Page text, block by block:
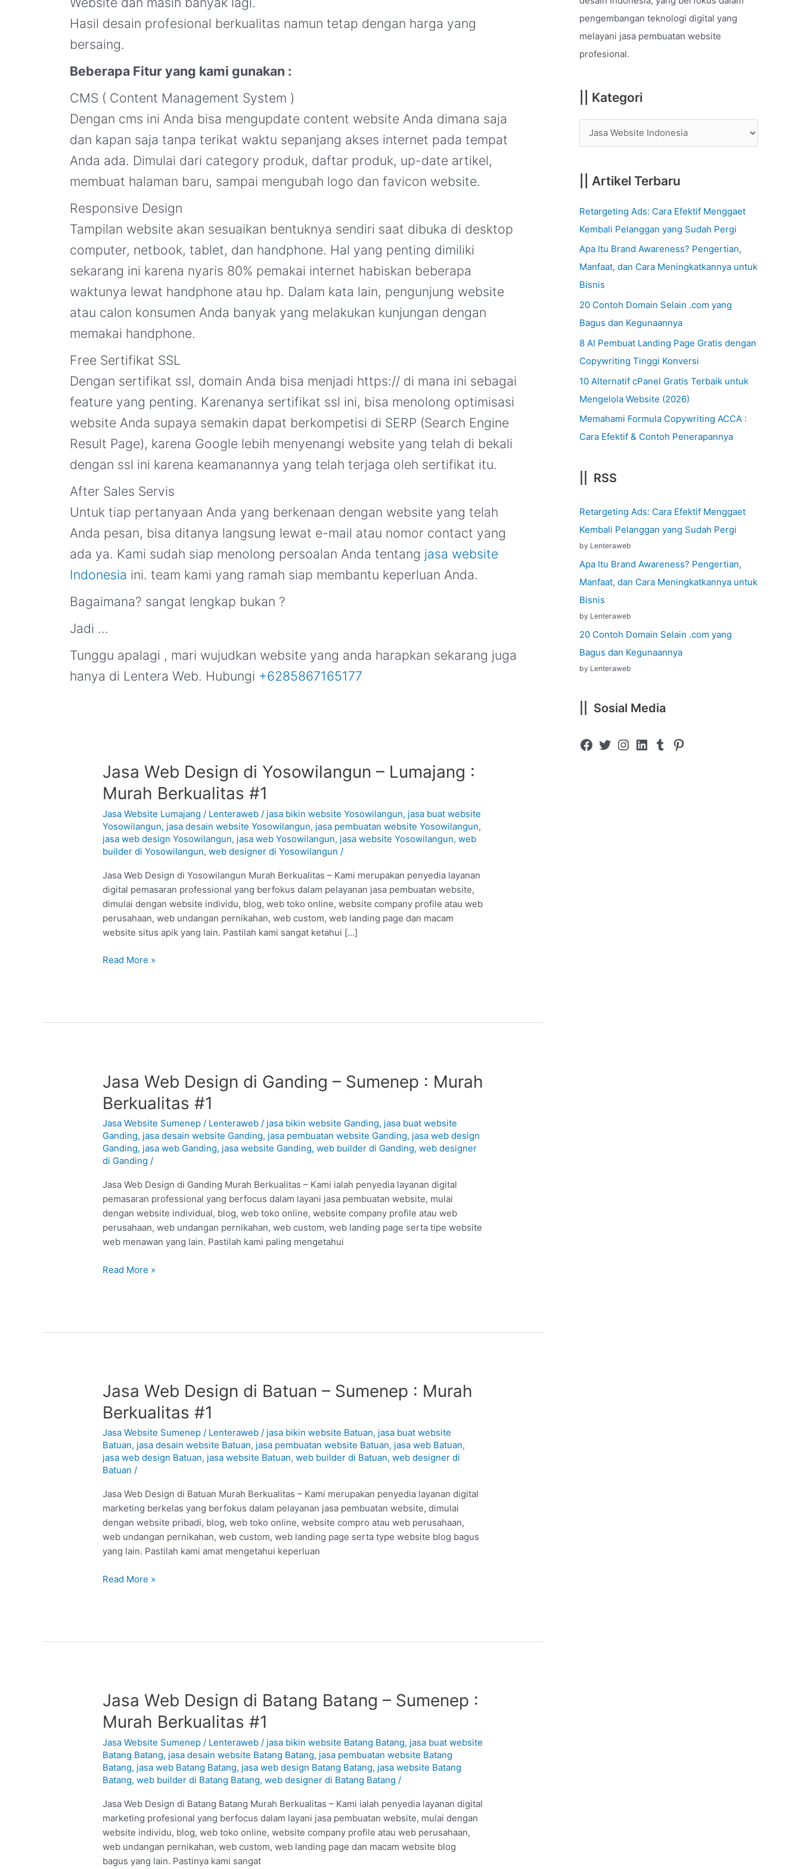
Hasil desain profesional berkualitas namun tetap dengan harga yang
bersaing.
Beberapa Fitur yang kami gunakan :
CMS ( Content Management System )
Dengan cms ini Anda bisa mengupdate content website Anda dimana saja
dan kapan saja tanpa terikat waktu sepanjang akses internet pada tempat
Anda ada. Dimulai dari category produk, daftar produk, up-date artikel,
membuat halaman baru, sampai mengubah logo dan favicon website.
Responsive Design
Tampilan website akan sesuaikan bentuknya sendiri saat dibuka di desktop
computer, netbook, tablet, dan handphone. Hal yang penting dimiliki
sekarang ini karena nyaris 80% pemakai internet habiskan beberapa
waktunya lewat handphone atau hp. Dalam kata lain, pengunjung website
atau calon konsumen Anda banyak yang melakukan kunjungan dengan
memakai handphone.
Free Sertifikat SSL
Dengan sertifikat ssl, domain Anda bisa menjadi https:// di mana ini sebagai
feature yang penting. Karenanya sertifikat ssl ini, bisa menolong optimisasi
website Anda supaya semakin dapat berkompetisi di SERP (Search Engine
Result Page), karena Google lebih menyenangi website yang telah di bekali
dengan ssl ini karena keamanannya yang telah terjaga oleh sertifikat itu.
After Sales Servis
Untuk tiap pertanyaan Anda yang berkenaan dengan website yang telah
Anda pesan, bisa ditanya langsung lewat e-mail atau nomor contact yang
ada ya. Kami sudah siap menolong persoalan Anda tentang jasa website
Indonesia ini. team kami yang ramah siap membantu keperluan Anda.
Bagaimana? sangat lengkap bukan ?
Jadi …
Tunggu apalagi , mari wujudkan website yang anda harapkan sekarang juga
hanya di Lentera Web. Hubungi +6285867165177
Jasa Web Design di Yosowilangun – Lumajang :
Murah Berkualitas #1
Jasa Website Lumajang / Lenteraweb/ jasa bikin website Yosowilangun, jasa buat website
Yosowilangun, jasa desain website Yosowilangun, jasa pembuatan website Yosowilangun,
jasa web design Yosowilangun, jasa web Yosowilangun, jasa website Yosowilangun,web
builder di Yosowilangun,web designer di Yosowilangun /
Jasa Web Design di Yosowilangun Murah Berkualitas – Kami merupakan penyedia layanan
digital pemasaran professional yang berfokus dalam pelayanan jasa pembuatan website,
dimulai dengan website individu, blog, web toko online, website company profile atau web
perusahaan, web undangan pernikahan, web custom, web landing page dan macam
website situs apik yang lain. Pastilah kami sangat ketahui […]
Jasa
Web
Design
di
Yosowilangun
–
Lumajang
Murah
Berkualitas
#1
Read More »
Jasa Web Design di Ganding – Sumenep : Murah
Berkualitas #1
Jasa Website Sumenep / Lenteraweb/ jasa bikin website Ganding, jasa buat website
Ganding, jasa desain website Ganding, jasa pembuatan website Ganding, jasa web design
Ganding, jasa web Ganding, jasa website Ganding,web builder di Ganding,web designer
di Ganding /
Jasa Web Design di Ganding Murah Berkualitas – Kami ialah penyedia layanan digital
pemasaran professional yang berfocus dalam layani jasa pembuatan website, mulai
dengan website individual, blog, web toko online, website company profile atau web
perusahaan, web undangan pernikahan, web custom, web landing page serta tipe website
web menawan yang lain. Pastilah kami paling mengetahui
Jasa
Web
Design
di
Ganding
–
Sumenep
Murah
Berkualitas
#1
Read More »
Jasa Web Design di Batuan – Sumenep : Murah
Berkualitas #1
Jasa Website Sumenep / Lenteraweb/ jasa bikin website Batuan, jasa buat website
Batuan, jasa desain website Batuan, jasa pembuatan website Batuan, jasa web Batuan,
jasa web design Batuan, jasa website Batuan,web builder di Batuan,web designer di
Batuan /
Jasa Web Design di Batuan Murah Berkualitas – Kami merupakan penyedia layanan digital
marketing berkelas yang berfokus dalam pelayanan jasa pembuatan website, dimulai
dengan website pribadi, blog, web toko online, website compro atau web perusahaan,
web undangan pernikahan, web custom, web landing page serta type website blog bagus
yang lain. Pastilah kami amat mengetahui keperluan
Jasa
Web
Design
di
Batuan
–
Sumenep
Murah
Berkualitas
#1
Read More »
Jasa Web Design di Batang Batang – Sumenep :
Murah Berkualitas #1
Jasa Website Sumenep / Lenteraweb / jasa bikin website Batang Batang, jasa buat website
Batang Batang, jasa desain website Batang Batang, jasa pembuatan website Batang
Batang, jasa web Batang Batang, jasa web design Batang Batang, jasa website Batang
Batang,web builder di Batang Batang,web designer di Batang Batang /
Jasa Web Design di Batang Batang Murah Berkualitas – Kami ialah penyedia layanan digital
marketing profesional yang berfocus dalam layani jasa pembuatan website, mulai dengan
website individu, blog, web toko online, website company profile atau web perusahaan,
web undangan pernikahan, web custom, web landing page dan macam website blog
bagus yang lain. Pastinya kami sangat
Jasa
Web
Design
di
Batang
Batang
–
:
Murah
Berkualitas
#1
o
r
:
pengembangan teknologi digital yang
melayani jasa pembuatan website
profesional.
|| Kategori
|| Artikel Terbaru
Retargeting Ads: Cara Efektif Menggaet
Kembali Pelanggan yang Sudah Pergi
Apa Itu Brand Awareness? Pengertian,
Manfaat, dan Cara Meningkatkannya untuk
Bisnis
20 Contoh Domain Selain .com yang
Bagus dan Kegunaannya
8 AI Pembuat Landing Page Gratis dengan
Copywriting Tinggi Konversi
10 Alternatif cPanel Gratis Terbaik untuk
Mengelola Website (2026)
Memahami Formula Copywriting ACCA :
Cara Efektif & Contoh Penerapannya
|| RSS
Retargeting Ads: Cara Efektif Menggaet
Kembali Pelanggan yang Sudah Pergi
by Lenteraweb
Apa Itu Brand Awareness? Pengertian,
Manfaat, dan Cara Meningkatkannya untuk
Bisnis
by Lenteraweb
20 Contoh Domain Selain .com yang
Bagus dan Kegunaannya
by Lenteraweb
|| Sosial Media